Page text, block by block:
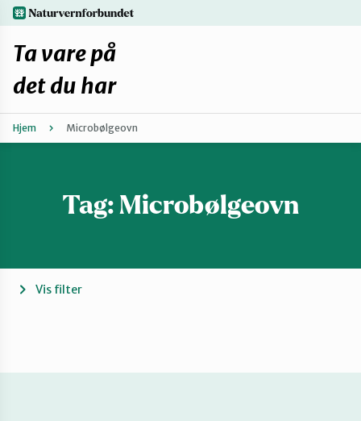
Hopp
til
hovedinnhold
Fiksetips
Forbehold
naturvernforbundet.no
Ta vare på
det du har
Hjem Microbølgeovn
Tag: Microbølgeovn
Vis filter